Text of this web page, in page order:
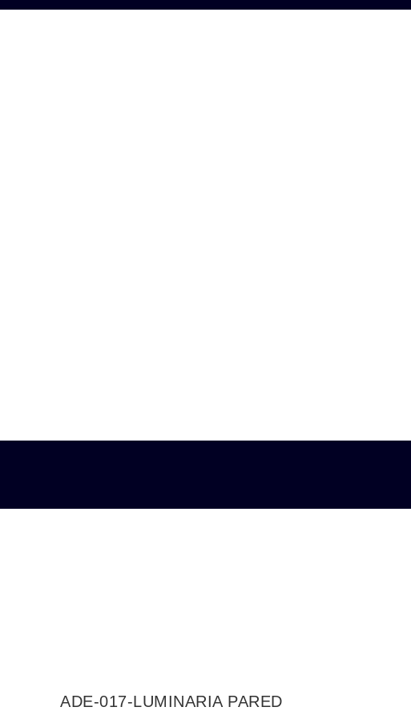
ADE-017-LUMINARIA PARED